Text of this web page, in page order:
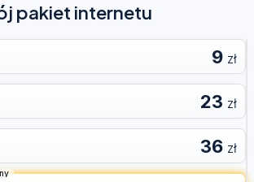
pakiet internetu
9 zł
23 zł
36 zł